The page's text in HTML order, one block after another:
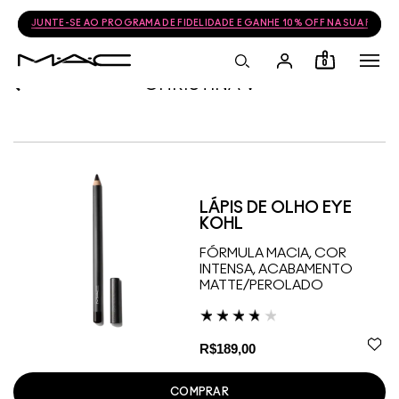
JUNTE-SE AO PROGRAMA DE FIDELIDADE E GANHE 10% OFF NA SUA
0
CHRISTINA V
LÁPIS DE OLHO EYE
KOHL
FÓRMULA MACIA, COR
INTENSA, ACABAMENTO
MATTE/PEROLADO
R$189,00
COMPRAR